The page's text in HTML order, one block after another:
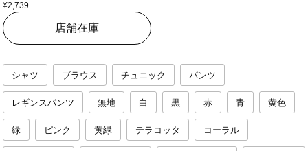
¥2,739
店舗在庫
シャツ ブラウス チュニック パンツ
レギンスパンツ 無地 白 黒 赤 青 黄色
緑 ピンク 黄緑 テラコッタ コーラル